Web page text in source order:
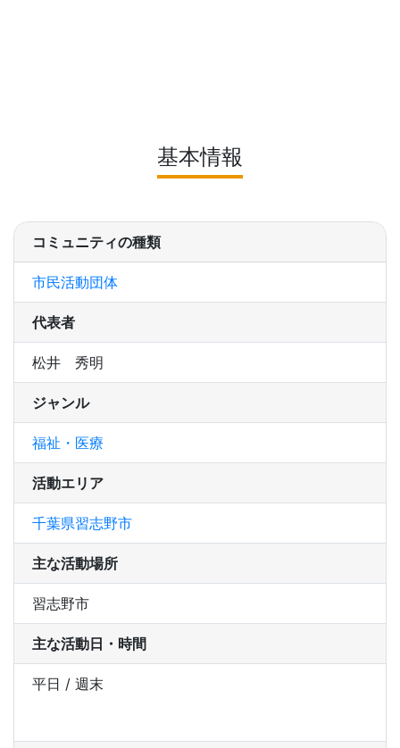
基本情報
コミュニティの種類
市民活動団体
代表者
松井 秀明
ジャンル
福祉・医療
活動エリア
千葉県習志野市
主な活動場所
習志野市
主な活動日・時間
平日 / 週末